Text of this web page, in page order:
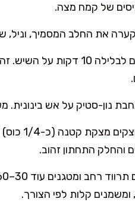
של קמח מצה.
את החלב המסמיך,
מניחים לבלילה 10
נון-סטיק על אש בינונית.
והחלק התחתון זהוב.
קלות לפי הצורך.